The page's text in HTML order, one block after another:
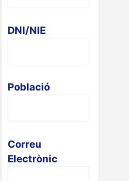
DNI/NIE
Població
Correu
Electrònic